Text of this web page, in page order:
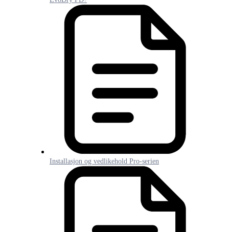
Installasjon og vedlikehold Pro-serien